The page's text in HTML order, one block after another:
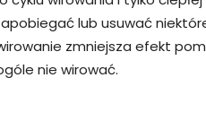
lub usuwać
zmniejsza efekt
nie wirować.